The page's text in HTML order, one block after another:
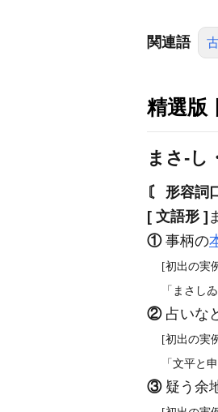
関連語
精選版
まさ‐し
〘 形容詞
[ 文語形 ]
①事柄の
[初出の実
「まさし
②占いな
[初出の実
「文平と
③疑う余